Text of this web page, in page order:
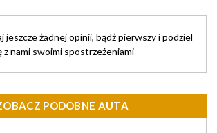
jeszcze żadnej opinii, bądż pierwszy i podziel
z nami swoimi spostrzeżeniami
PODOBNE AUTA